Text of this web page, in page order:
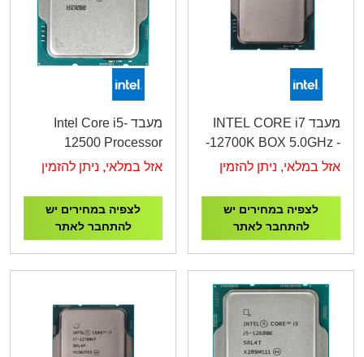
מעבד INTEL CORE i7
-12700K BOX 5.0GHz -
LGA 1700
אזל במלאי, ניתן להזמין
לצפיה במחירים יש
להתחבר לאתר
מעבד Intel Core i5-
12500 Processor
4.6GHz Tray
אזל במלאי, ניתן להזמין
לצפיה במחירים יש
להתחבר לאתר